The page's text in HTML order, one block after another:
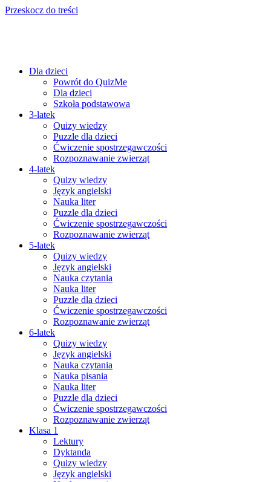
Przeskocz do treści
Dla dzieci
Powrót do QuizMe
Dla dzieci
Szkoła podstawowa
3-latek
Quizy wiedzy
Puzzle dla dzieci
Ćwiczenie spostrzegawczości
Rozpoznawanie zwierząt
4-latek
Quizy wiedzy
Język angielski
Nauka liter
Puzzle dla dzieci
Ćwiczenie spostrzegawczości
Rozpoznawanie zwierząt
5-latek
Quizy wiedzy
Język angielski
Nauka czytania
Nauka liter
Puzzle dla dzieci
Ćwiczenie spostrzegawczości
Rozpoznawanie zwierząt
6-latek
Quizy wiedzy
Język angielski
Nauka czytania
Nauka pisania
Nauka liter
Puzzle dla dzieci
Ćwiczenie spostrzegawczości
Rozpoznawanie zwierząt
Klasa 1
Lektury
Dyktanda
Quizy wiedzy
Język angielski